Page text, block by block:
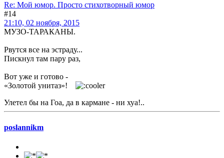
Re: Мой юмор. Просто стихотворный юмор
#14
21:10, 02 ноября, 2015
МУЗО-ТАРАКАНЫ.
Рвутся все на эстраду...
Пискнул там пару раз,
Вот уже и готово -
«Золотой унитаз»!
Улетел бы на Гоа, да в кармане - ни хуа!..
poslannikm